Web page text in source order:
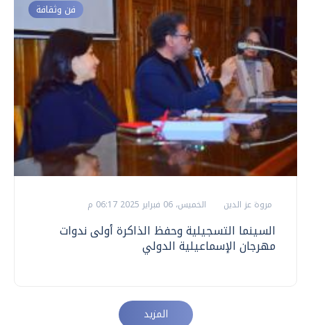
فن وثقافة
مروة عز الدين الخميس، 06 فبراير 2025 06:17 م
السينما التسجيلية وحفظ الذاكرة أولى ندوات
مهرجان الإسماعيلية الدولي
المزيد